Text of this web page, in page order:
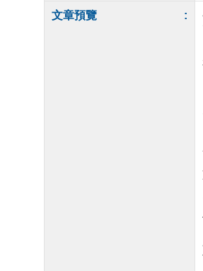
文章預覽 :